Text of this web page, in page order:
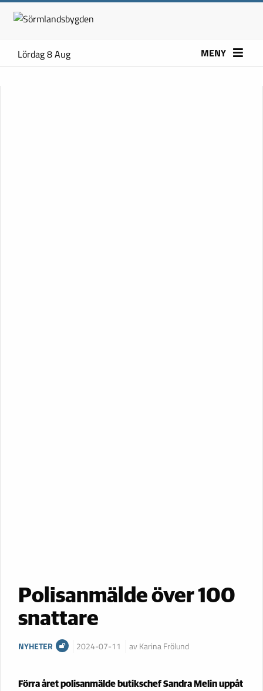
Lördag 8 Aug MENY
Polisanmälde över 100
snattare
NYHETER 2024-07-11 av Karina Frölund
Förra året polisanmälde butikschef Sandra Melin uppåt